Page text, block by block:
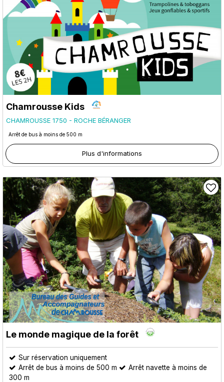
Chamrousse Kids
CHAMROUSSE 1750 - ROCHE BÉRANGER
Arrêt de bus à moins de 500 m
Plus d'informations
Le monde magique de la forêt
Sur réservation uniquement
Arrêt de bus à moins de 500 m
Arrêt navette à moins de
300 m